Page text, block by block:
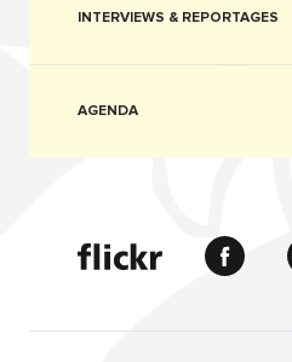
INTERVIEWS & REPORTAGES
AGENDA